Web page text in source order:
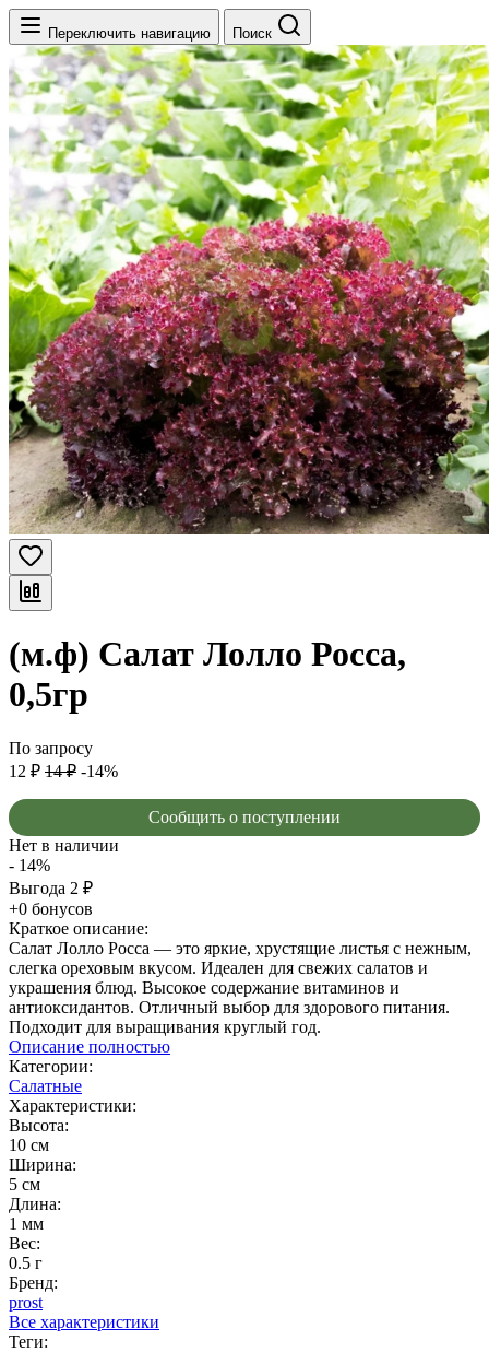
Переключить навигацию Поиск
(м.ф) Салат Лолло Росса,
0,5гр
По запросу
12 ₽ 14 ₽ -14%
Сообщить о поступлении
Нет в наличии
- 14%
Выгода 2 ₽
+0 бонусов
Краткое описание:
Салат Лолло Росса — это яркие, хрустящие листья с нежным,
слегка ореховым вкусом. Идеален для свежих салатов и
украшения блюд. Высокое содержание витаминов и
антиоксидантов. Отличный выбор для здорового питания.
Подходит для выращивания круглый год.
Описание полностью
Категории:
Салатные
Характеристики:
Высота:
10 см
Ширина:
5 см
Длина:
1 мм
Вес:
0.5 г
Бренд:
prost
Все характеристики
Теги: